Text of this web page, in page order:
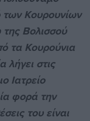
των Κουρουνίων
Βολισσού
τα Κουρούνια
λήγει στις
Ιατρείο
φορά την
του είναι